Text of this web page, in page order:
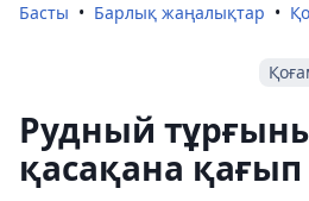
Басты Барлық жаңалықтар
Рудный
қасақана қағып